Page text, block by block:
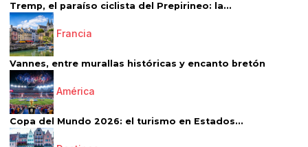
Tremp, el paraíso ciclista del Prepirineo: la...
Francia
Vannes, entre murallas históricas y encanto bretón
América
Copa del Mundo 2026: el turismo en Estados...